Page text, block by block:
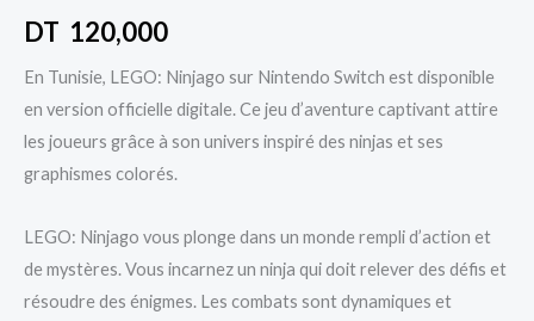
DT 120,000
En Tunisie, LEGO: Ninjago sur Nintendo Switch est disponible
en version officielle digitale. Ce jeu d’aventure captivant attire
les joueurs grâce à son univers inspiré des ninjas et ses
graphismes colorés.
LEGO: Ninjago vous plonge dans un monde rempli d’action et
de mystères. Vous incarnez un ninja qui doit relever des défis et
résoudre des énigmes. Les combats sont dynamiques et